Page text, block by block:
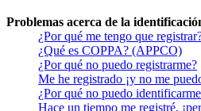
Problemas acerca de la
¿Por qué me tengo que
¿Qué es COPPA? (APPCO)
¿Por qué no puedo registrarme?
Me he registrado ¡y no me
¿Por qué no puedo
Hace un tiempo me registré,